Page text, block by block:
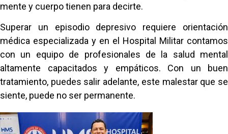
mente y cuerpo tienen para decirte.
Superar un episodio depresivo requiere orientación
médica especializada y en el Hospital Militar contamos
con un equipo de profesionales de la salud mental
altamente capacitados y empáticos. Con un buen
tratamiento, puedes salir adelante, este malestar que se
siente, puede no ser permanente.